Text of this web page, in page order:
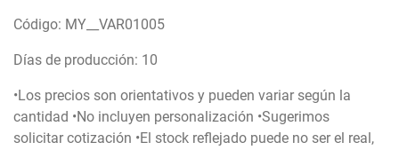
Código: MY__VAR01005
Días de producción: 10
•Los precios son orientativos y pueden variar según la
cantidad •No incluyen personalización •Sugerimos
solicitar cotización •El stock reflejado puede no ser el real,